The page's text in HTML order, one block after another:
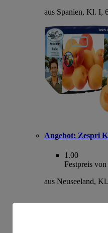
aus Spanien, Kl. I,
Angebot: Zespri
1.00
Festpreis
aus Neuseeland,